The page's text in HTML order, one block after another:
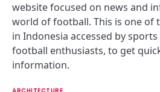
website focused on news and
world of football. This is one of
in Indonesia accessed by
football enthusiasts, to get
information.